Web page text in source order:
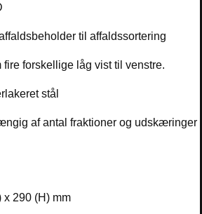
til affaldssortering
forskellige låg vist til venstre.
stål
af antal fraktioner og udskæringer
x 290 (H) mm